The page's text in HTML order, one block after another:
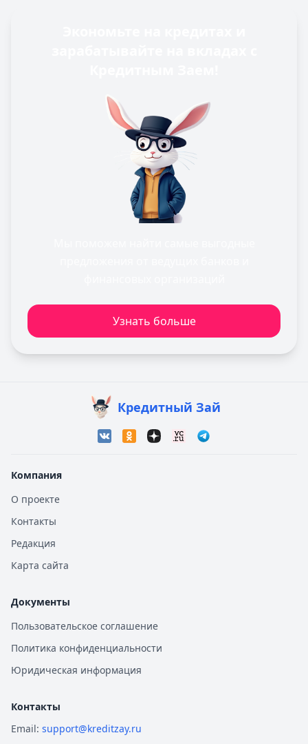
Узнать больше
Кредитный Зай
Компания
О проекте
Контакты
Редакция
Карта сайта
Документы
Пользовательское соглашение
Политика конфиденциальности
Юридическая информация
Контакты
Email: support@kreditzay.ru